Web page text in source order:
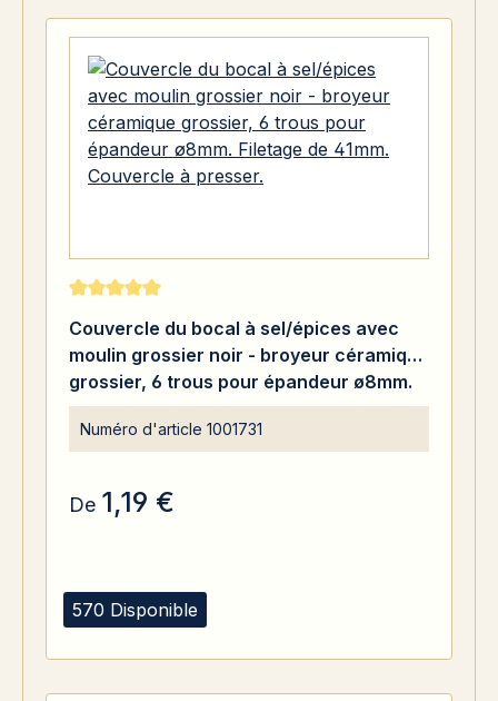
570 Disponible
Note moyenne de 5 sur 5 étoiles
Couvercle du bocal à sel/épices avec
moulin grossier noir - broyeur céramique
grossier, 6 trous pour épandeur ø8mm.
Filetage de 41mm. Couvercle à presser.
Numéro d'article 1001731
De 1,19 €